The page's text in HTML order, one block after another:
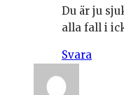
Du är ju
alla fall i
Svara